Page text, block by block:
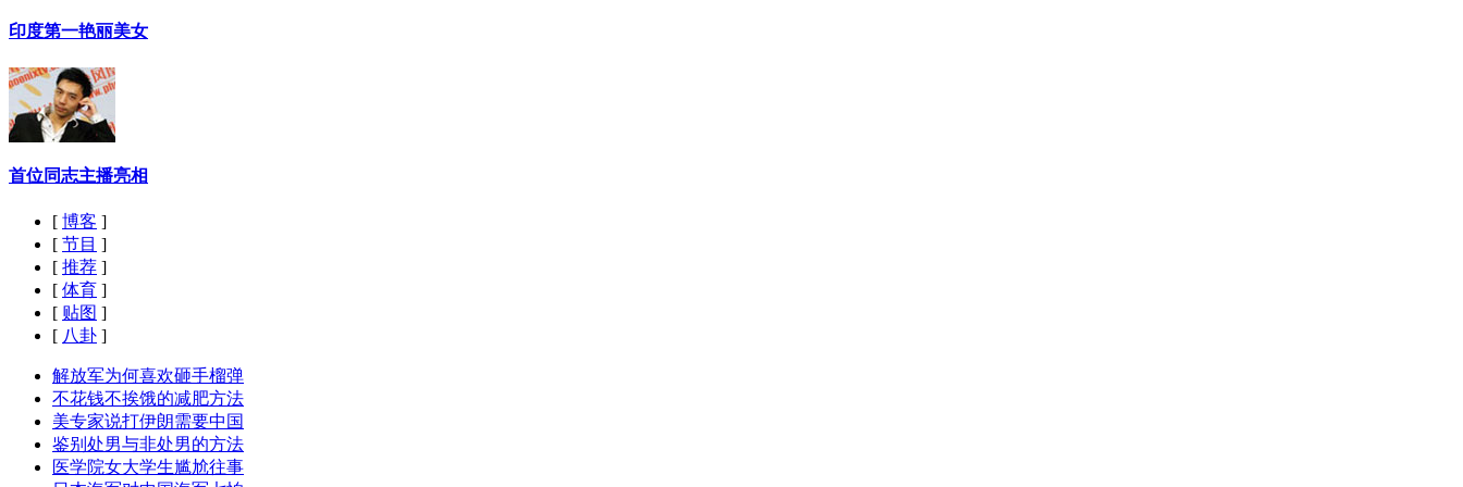
印度第一艳丽美女
首位同志主播亮相
[ 博客 ]
[ 节目 ]
[ 推荐 ]
[ 体育 ]
[ 贴图 ]
[ 八卦 ]
解放军为何喜欢砸手榴弹
不花钱不挨饿的减肥方法
美专家说打伊朗需要中国
鉴别处男与非处男的方法
医学院女大学生尴尬往事